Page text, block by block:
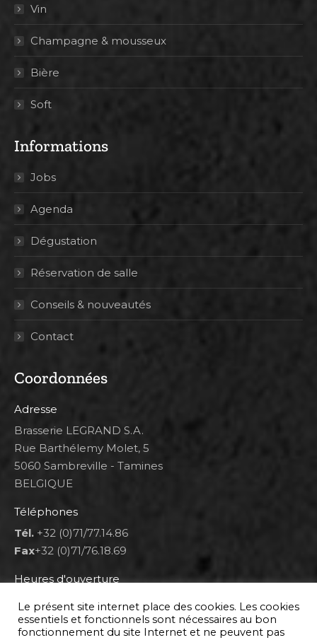
Vin
Champagne & mousseux
Bière
Soft
Informations
Jobs
Agenda
Dégustation
Réservation de salle
Conseils & nouveautés
Contact
Coordonnées
Adresse
Brasserie LEGRAND S.A.
Rue Barthélemy Molet, 5
5060 Sambreville - Tamines
BELGIQUE
Téléphones
Tél. +32 (0)71/77.14.86
Fax+32 (0)71/76.18.69
Heures d'ouverture
Lun 8h00-12h00 et 12h30-14h30
Mar au ven 8h00-12h00 et 12h30-17h00
Sam 9h00-16h00
Le présent site internet place des cookies. Les cookies
essentiels et fonctionnels sont nécessaires au bon
fonctionnement du site Internet et ne peuvent pas